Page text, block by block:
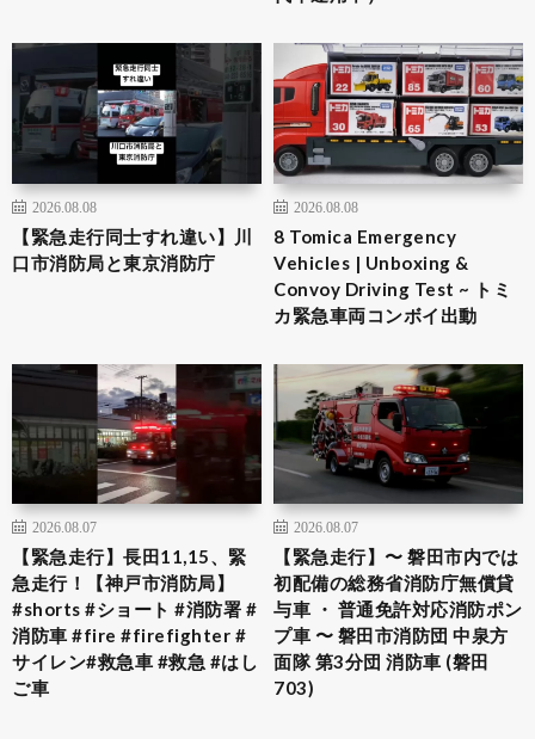
2026.08.08
【緊急走行同士すれ違い】川
口市消防局と東京消防庁
2026.08.08
8 Tomica Emergency
Vehicles | Unboxing &
Convoy Driving Test ~ トミ
カ緊急車両コンボイ出動
2026.08.07
【緊急走行】長田11,15、緊
急走行！【神戸市消防局】
#shorts #ショート #消防署 #
消防車 #fire #firefighter #
サイレン#救急車 #救急 #はし
ご車
2026.08.07
【緊急走行】〜 磐田市内では
初配備の総務省消防庁無償貸
与車 ・ 普通免許対応消防ポン
プ車 〜 磐田市消防団 中泉方
面隊 第3分団 消防車 (磐田
703)